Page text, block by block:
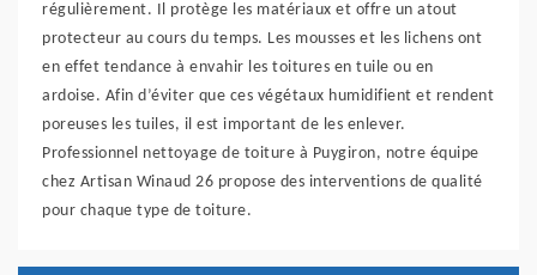
régulièrement. Il protège les matériaux et offre un atout
protecteur au cours du temps. Les mousses et les lichens ont
en effet tendance à envahir les toitures en tuile ou en
ardoise. Afin d’éviter que ces végétaux humidifient et rendent
poreuses les tuiles, il est important de les enlever.
Professionnel nettoyage de toiture à Puygiron, notre équipe
chez Artisan Winaud 26 propose des interventions de qualité
pour chaque type de toiture.